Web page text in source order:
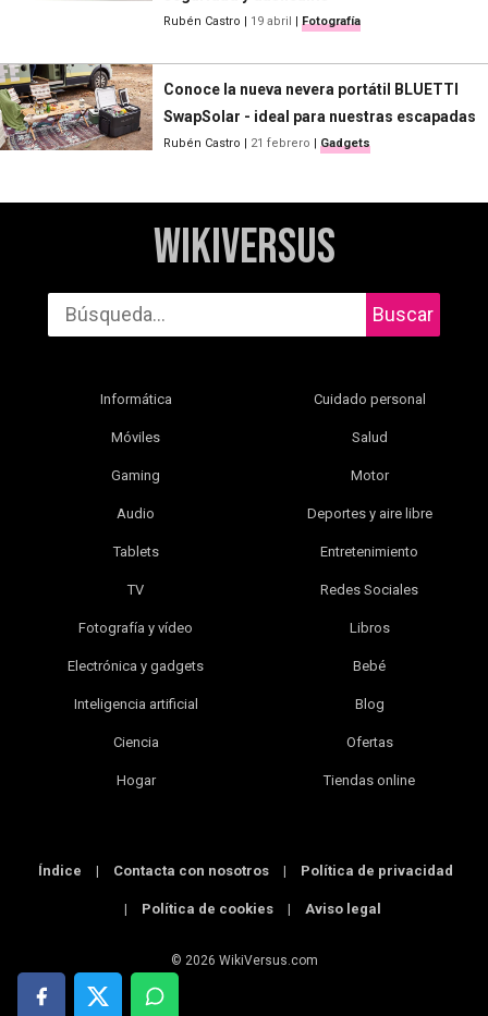
Rubén Castro 19 abril Fotografía
Conoce la nueva nevera portátil BLUETTI
SwapSolar - ideal para nuestras escapadas
Rubén Castro 21 febrero Gadgets
WikiVersus
Buscar
Informática
Móviles
Gaming
Audio
Tablets
TV
Fotografía y vídeo
Electrónica y gadgets
Inteligencia artificial
Ciencia
Hogar
Cuidado personal
Salud
Motor
Deportes y aire libre
Entretenimiento
Redes Sociales
Libros
Bebé
Blog
Ofertas
Tiendas online
Índice | Contacta con nosotros | Política de privacidad
| Política de cookies | Aviso legal
© 2026 WikiVersus.com